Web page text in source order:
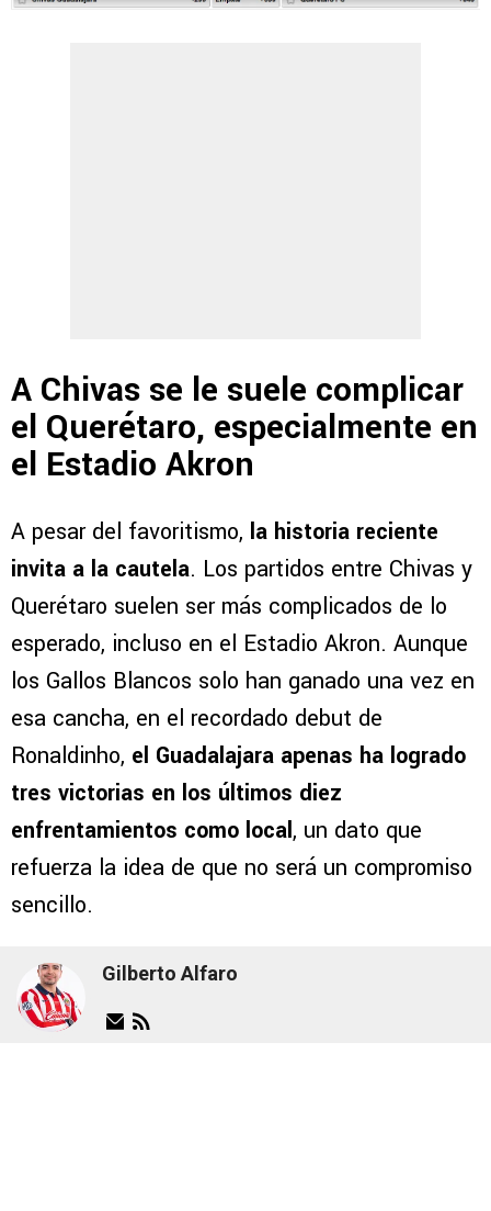
A Chivas se le suele complicar
el Querétaro, especialmente en
el Estadio Akron
A pesar del favoritismo, la historia reciente
invita a la cautela. Los partidos entre Chivas y
Querétaro suelen ser más complicados de lo
esperado, incluso en el Estadio Akron. Aunque
los Gallos Blancos solo han ganado una vez en
esa cancha, en el recordado debut de
Ronaldinho, el Guadalajara apenas ha logrado
tres victorias en los últimos diez
enfrentamientos como local, un dato que
refuerza la idea de que no será un compromiso
sencillo.
Gilberto Alfaro